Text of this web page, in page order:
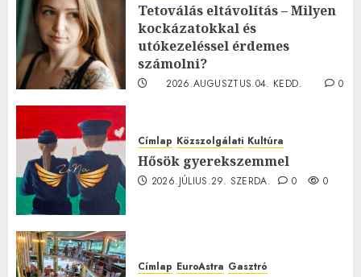
Tetoválás eltávolítás – Milyen
kockázatokkal és
utókezeléssel érdemes
számolni?
2026.AUGUSZTUS.04. KEDD.
0
Címlap Közszolgálati Kultúra
Hősök gyerekszemmel
2026.JÚLIUS.29. SZERDA. 0 0
Címlap EuroAstra Gasztró